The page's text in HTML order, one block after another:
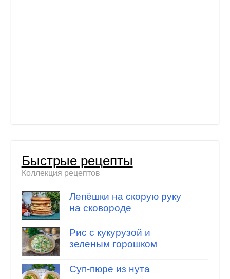
Быстрые рецепты
Коллекция рецептов
Лепёшки на скорую руку
на сковороде
Рис с кукурузой и
зеленым горошком
Суп-пюре из нута